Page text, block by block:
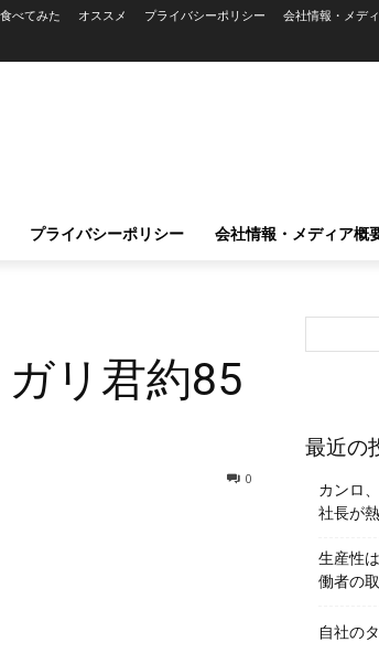
食べてみた オススメ プライバシーポリシー 会社情報・メデ
プライバシーポリシー 会社情報・メディア概
リ君約85
0
最近の
カンロ
社長が
生産性
働者の
自社の